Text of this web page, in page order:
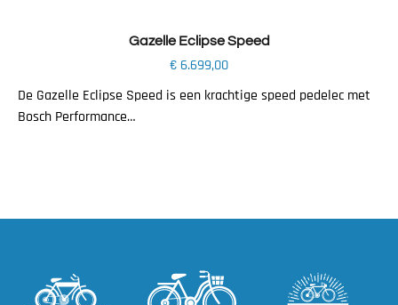
Gazelle Eclipse Speed
€6.699,00
De Gazelle Eclipse Speed is een krachtige speed pedelec met
Bosch Performance…